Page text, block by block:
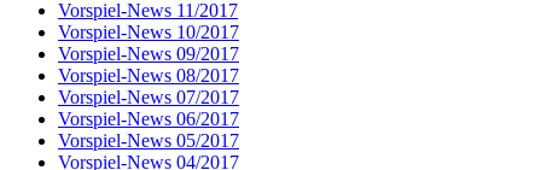
Vorspiel-News 11/2017
Vorspiel-News 10/2017
Vorspiel-News 09/2017
Vorspiel-News 08/2017
Vorspiel-News 07/2017
Vorspiel-News 06/2017
Vorspiel-News 05/2017
Vorspiel-News 04/2017